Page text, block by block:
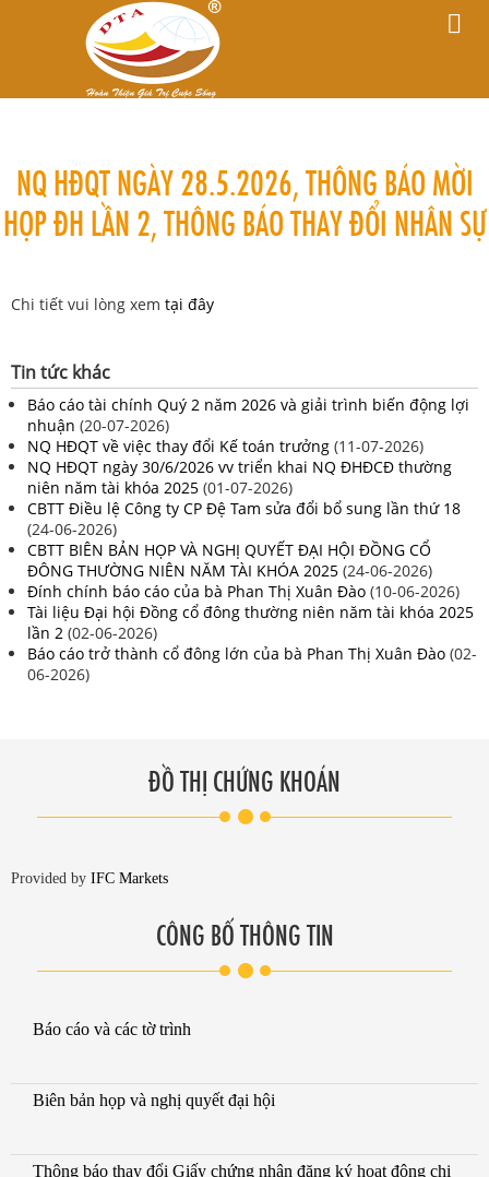
NQ HĐQT NGÀY 28.5.2026, THÔNG BÁO MỜI
HỌP ĐH LẦN 2, THÔNG BÁO THAY ĐỔI NHÂN SỰ
Chi tiết vui lòng xem tại đây
Tin tức khác
Báo cáo tài chính Quý 2 năm 2026 và giải trình biến động lợi
nhuận (20-07-2026)
NQ HĐQT về việc thay đổi Kế toán trưởng (11-07-2026)
NQ HĐQT ngày 30/6/2026 vv triển khai NQ ĐHĐCĐ thường
niên năm tài khóa 2025 (01-07-2026)
CBTT Điều lệ Công ty CP Đệ Tam sửa đổi bổ sung lần thứ 18
(24-06-2026)
CBTT BIÊN BẢN HỌP VÀ NGHỊ QUYẾT ĐẠI HỘI ĐỒNG CỔ
ĐÔNG THƯỜNG NIÊN NĂM TÀI KHÓA 2025 (24-06-2026)
Đính chính báo cáo của bà Phan Thị Xuân Đào (10-06-2026)
Tài liệu Đại hội Đồng cổ đông thường niên năm tài khóa 2025
lần 2 (02-06-2026)
Báo cáo trở thành cổ đông lớn của bà Phan Thị Xuân Đào (02-
06-2026)
ĐỒ THỊ CHỨNG KHOÁN
Provided by IFC Markets
CÔNG BỐ THÔNG TIN
Báo cáo và các tờ trình
Biên bản họp và nghị quyết đại hội
Thông báo thay đổi Giấy chứng nhận đăng ký hoạt động chi